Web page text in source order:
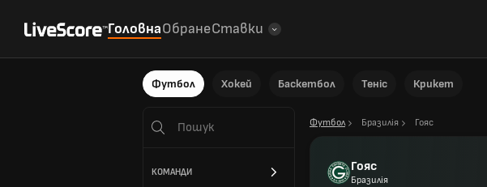
ГоловнаОбранеСтавки
Футбол Хокей Баскетбол Теніс Крикет
КОМАНДИ
Футбол Бразилія Гояс
Гояс
Бразилія